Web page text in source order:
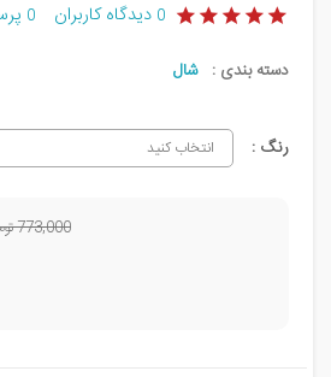
0 دیدگاه کاربران 0
دسته بندی : شال
رنگ : انتخاب کنید
773,000 تومان